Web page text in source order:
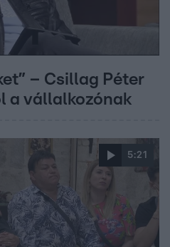
– Csillag Péter
a vállalkozónak
5:21